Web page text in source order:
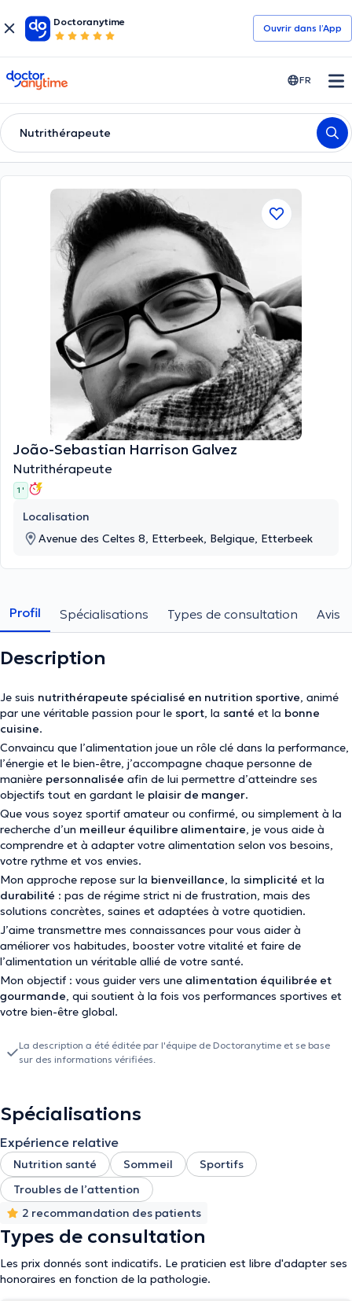
Doctoranytime
Ouvrir dans l’App
doctoranytime FR
Nutrithérapeute
João-Sebastian Harrison Galvez
Nutrithérapeute
1 '
Localisation
Avenue des Celtes 8, Etterbeek, Belgique, Etterbeek
Profil Spécialisations Types de consultation Avis
Description
Je suis nutrithérapeute spécialisé en nutrition sportive, animé
par une véritable passion pour le sport, la santé et la bonne
cuisine.
Convaincu que l’alimentation joue un rôle clé dans la performance,
l’énergie et le bien-être, j’accompagne chaque personne de
manière personnalisée afin de lui permettre d’atteindre ses
objectifs tout en gardant le plaisir de manger.
Que vous soyez sportif amateur ou confirmé, ou simplement à la
recherche d’un meilleur équilibre alimentaire, je vous aide à
comprendre et à adapter votre alimentation selon vos besoins,
votre rythme et vos envies.
Mon approche repose sur la bienveillance, la simplicité et la
durabilité : pas de régime strict ni de frustration, mais des
solutions concrètes, saines et adaptées à votre quotidien.
J’aime transmettre mes connaissances pour vous aider à
améliorer vos habitudes, booster votre vitalité et faire de
l’alimentation un véritable allié de votre santé.
Mon objectif : vous guider vers une alimentation équilibrée et
gourmande, qui soutient à la fois vos performances sportives et
votre bien-être global.
La description a été éditée par l'équipe de Doctoranytime et se base
sur des informations vérifiées.
Spécialisations
Expérience relative
Nutrition santé Sommeil
Sportifs
Troubles de l’attention
2 recommandation des patients
Types de consultation
Les prix donnés sont indicatifs. Le praticien est libre d'adapter ses
honoraires en fonction de la pathologie.